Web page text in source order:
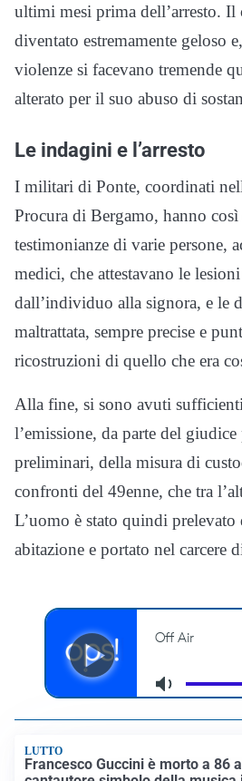
ultimi mesi prima dell’arresto.
diventato estremamente geloso
violenze si facevano tremende
alterato per il suo abuso di
Le indagini e l’arresto
I militari di Ponte, coordinati
Procura di Bergamo, hanno
testimonianze di varie persone,
medici, che attestavano le lesioni
dall’individuo alla signora, e le
maltrattata, sempre precise e
ricostruzioni di quello che era
Alla fine, si sono avuti
l’emissione, da parte del
preliminari, della misura di
confronti del 49enne, che tra
L’uomo è stato quindi prelevato
abitazione e portato nel carcere